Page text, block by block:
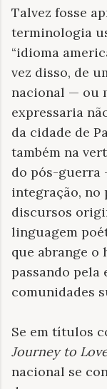
Talvez fosse
terminologia
“idioma
vez disso, de
nacional — ou
expressaria
da cidade de
também na
do pós-guerra
integração, no
discursos
linguagem
que abrange
passando pela
comunidades
Se em títulos
Journey to
nacional se